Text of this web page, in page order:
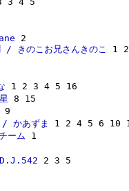
/ きのこお兄さんきのこ
/ かあずま
ーム